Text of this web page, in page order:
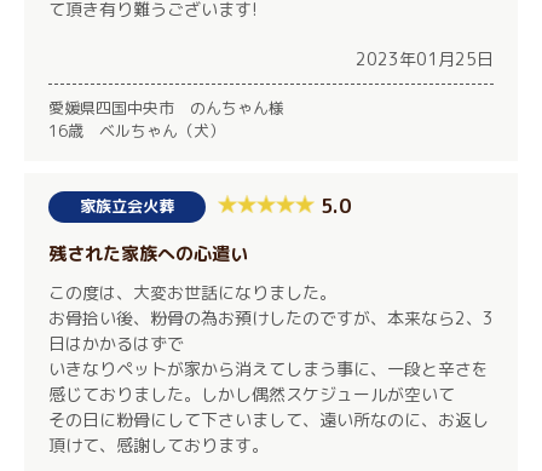
て頂き有り難うございます!
2023年01月25日
愛媛県四国中央市 のんちゃん様
16歳 ベルちゃん（犬）
家族立会火葬 5.0
残された家族への心遣い
この度は、大変お世話になりました。
お骨拾い後、粉骨の為お預けしたのですが、本来なら2、3
日はかかるはずで
いきなりペットが家から消えてしまう事に、一段と辛さを
感じておりました。しかし偶然スケジュールが空いて
その日に粉骨にして下さいまして、遠い所なのに、お返し
頂けて、感謝しております。